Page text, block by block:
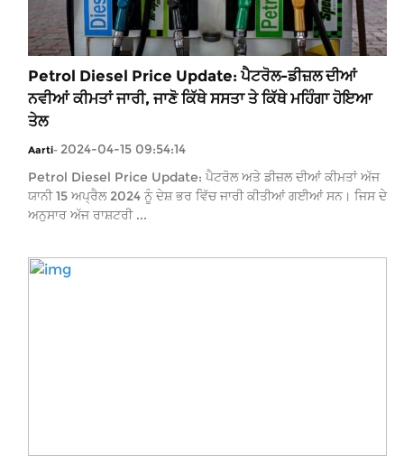
Petrol Diesel Price Update: ਪੈਟਰੋਲ-ਡੀਜ਼ਲ ਦੀਆਂ
ਨਵੀਆਂ ਕੀਮਤਾਂ ਜਾਰੀ, ਜਾਣੋ ਕਿੱਥੇ ਸਸਤਾ ਤੇ ਕਿੱਥੇ ਮਹਿੰਗਾ ਹੋਇਆ
ਤੇਲ
Aarti- 2024-04-15 09:54:14
Petrol Diesel Price Update: ਪੈਟਰੋਲ ਅਤੇ ਡੀਜ਼ਲ ਦੀਆਂ ਕੀਮਤਾਂ ਅੱਜ
ਯਾਨੀ 15 ਅਪ੍ਰੈਲ 2024 ਨੂੰ ਦੇਸ਼ ਭਰ ਵਿੱਚ ਜਾਰੀ ਕੀਤੀਆਂ ਗਈਆਂ ਸਨ। ਜਿਸ ਦੇ
ਅਨੁਸਾਰ ਅੱਜ ਰਾਸ਼ਟਰੀ ...